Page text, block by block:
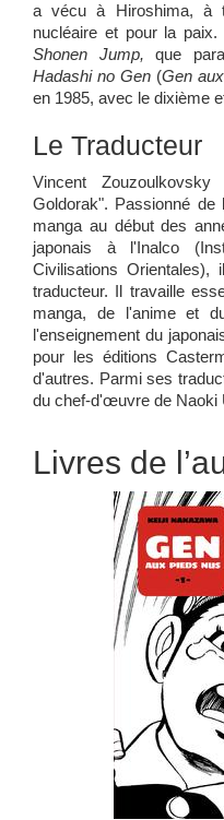
a vécu à Hiroshima, à
nucléaire et pour la
Shonen Jump, que
Hadashi no Gen(Gen
en 1985, avec le dixième
Le Traducteur
Vincent
Goldorak". Passionné
manga au début des
japonais à l'Inalco
Civilisations
traducteur. Il travaille
manga, de l'anime et
l'enseignement du
pour les éditions
d'autres. Parmi ses
du chef-d'œuvre de Naoki
Livres de